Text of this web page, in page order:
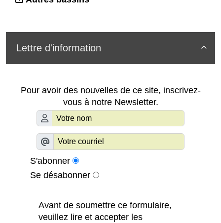

Lettre d'information
Pour avoir des nouvelles de ce site, inscrivez-
vous à notre Newsletter.
S'abonner
Se désabonner
Avant de soumettre ce formulaire,
veuillez lire et accepter les